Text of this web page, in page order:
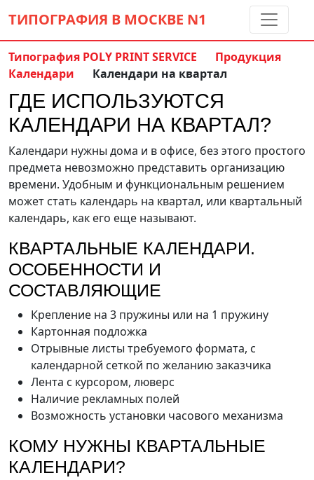
ТИПОГРАФИЯ В МОСКВЕ N1
Контакты: (5 метров от м. Дмитровская)
info@ppsprint.ru 8 495 797-35-59
звоните с 10 до 19 пн-сб
Обратный звонок
Типография POLY PRINT SERVICE
Продукция
Календари
Календари на квартал
ГДЕ ИСПОЛЬЗУЮТСЯ
КАЛЕНДАРИ НА КВАРТАЛ?
Календари нужны дома и в офисе, без этого простого
предмета невозможно представить организацию
времени. Удобным и функциональным решением
может стать календарь на квартал, или квартальный
календарь, как его еще называют.
КВАРТАЛЬНЫЕ КАЛЕНДАРИ.
ОСОБЕННОСТИ И
СОСТАВЛЯЮЩИЕ
Крепление на 3 пружины или на 1 пружину
Картонная подложка
Отрывные листы требуемого формата, с
календарной сеткой по желанию заказчика
Лента с курсором, люверс
Наличие рекламных полей
Возможность установки часового механизма
КОМУ НУЖНЫ КВАРТАЛЬНЫЕ
КАЛЕНДАРИ?